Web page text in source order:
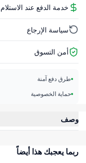
خدمة الدفع عند الاستلام
سياسة الإرجاع
أمن التسوق
طرق دفع آمنة
حماية الخصوصية
وصف
ربما يعجبك هذا أيضاً